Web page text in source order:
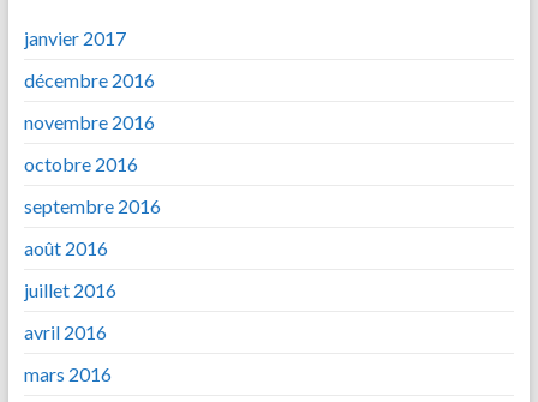
janvier 2017
décembre 2016
novembre 2016
octobre 2016
septembre 2016
août 2016
juillet 2016
avril 2016
mars 2016